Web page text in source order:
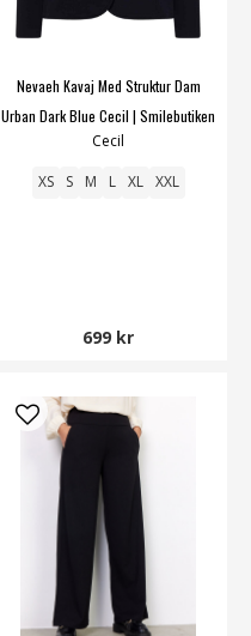
Nevaeh Kavaj Med Struktur Dam
Urban Dark Blue Cecil | Smilebutiken
Cecil
XS S M L XL XXL
699 kr